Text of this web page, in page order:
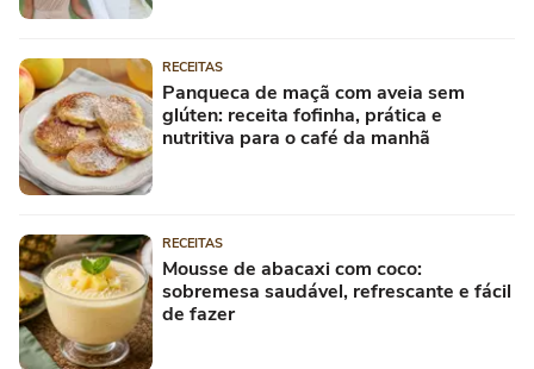
RECEITAS
Panqueca de maçã com aveia sem
glúten: receita fofinha, prática e
nutritiva para o café da manhã
RECEITAS
Mousse de abacaxi com coco:
sobremesa saudável, refrescante e fácil
de fazer